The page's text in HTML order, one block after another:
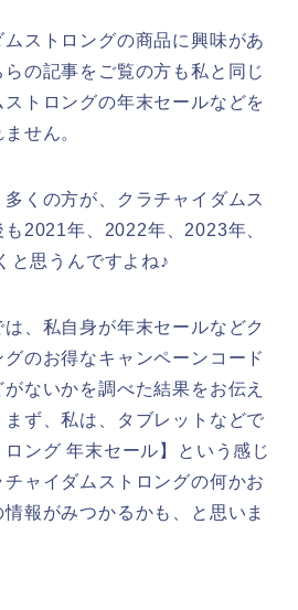
ストロングの商品に興味があ
の記事をご覧の方も私と同じ
トロングの年末セールなどを
せん。
くの方が、クラチャイダムス
も2021年、2022年、2023年、
と思うんですよね♪
、私自身が年末セールなどク
のお得なキャンペーンコード
ないかを調べた結果をお伝え
ず、私は、タブレットなどで
ロング 年末セール】という感じ
ャイダムストロングの何かお
報がみつかるかも、と思いま